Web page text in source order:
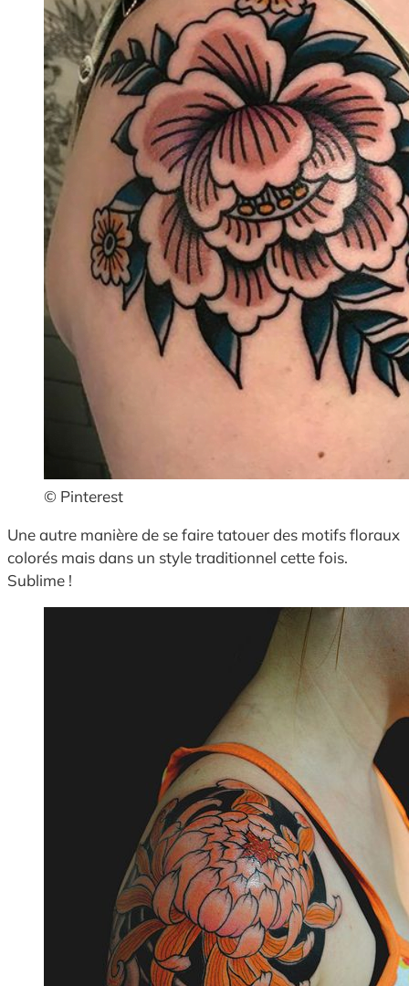
© Pinterest
Une autre manière de se faire tatouer des motifs floraux
colorés mais dans un style traditionnel cette fois.
Sublime !